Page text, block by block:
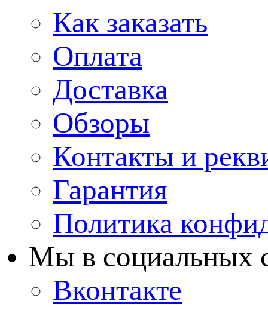
Как заказать
Оплата
Доставка
Обзоры
Контакты и
Гарантия
Политика
Мы в cоциальных
Вконтакте